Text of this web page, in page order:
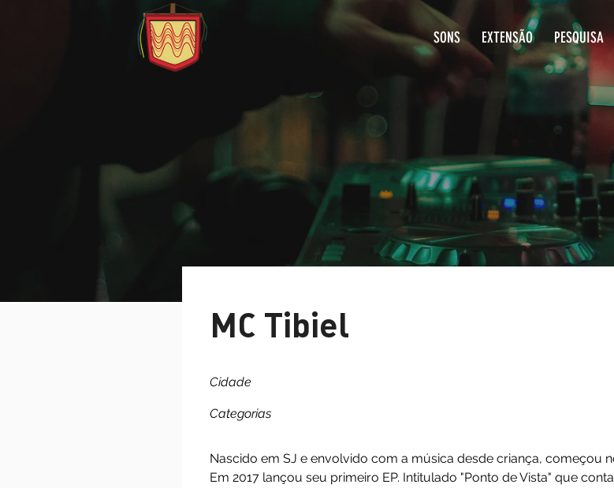
SONS EXTENSÃO
Cidade
Categorias